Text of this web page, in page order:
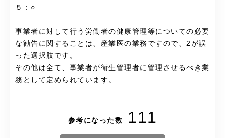
５：○
事業者に対して行う労働者の健康管理等についての必要
な勧告に関することは、産業医の業務ですので、2が誤
った選択肢です。
その他は全て、事業者が衛生管理者に管理させるべき業
務として定められています。
参考になった数 111